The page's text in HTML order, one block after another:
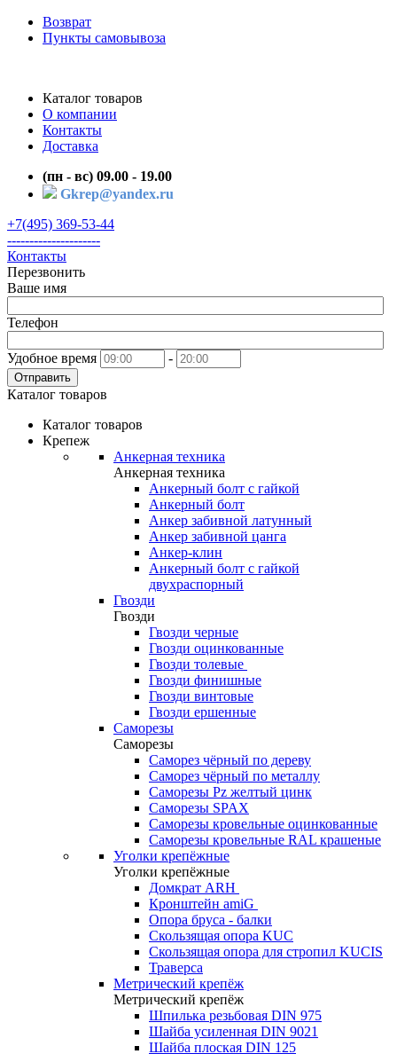
Возврат
Пункты самовывоза
Каталог товаров
О компании
Контакты
Доставка
(пн - вс) 09.00 - 19.00
Gkrep@yandex.ru
+7(495) 369-53-44
---------------------
Контакты
Перезвонить
Ваше имя
Телефон
Удобное время -
Отправить
Каталог товаров
Каталог товаров
Крепеж
Анкерная техника
Анкерная техника
Анкерный болт с гайкой
Анкерный болт
Анкер забивной латунный
Анкер забивной цанга
Анкер-клин
Анкерный болт с гайкой
двухраспорный
Гвозди
Гвозди
Гвозди черные
Гвозди оцинкованные
Гвозди толевые
Гвозди финишные
Гвозди винтовые
Гвозди ершенные
Саморезы
Саморезы
Саморез чёрный по дереву
Саморез чёрный по металлу
Саморезы Pz желтый цинк
Саморезы SPAX
Саморезы кровельные оцинкованные
Саморезы кровельные RAL крашеные
Уголки крепёжные
Уголки крепёжные
Домкрат ARH
Кронштейн amiG
Опора бруса - балки
Скользящая опора KUC
Скользящая опора для стропил KUCIS
Траверса
Метрический крепёж
Метрический крепёж
Шпилька резьбовая DIN 975
Шайба усиленная DIN 9021
Шайба плоская DIN 125